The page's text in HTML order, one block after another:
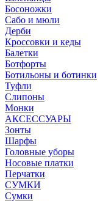
Босоножки
Сабо и мюли
Дерби
Кроссовки и кеды
Балетки
Ботфорты
Ботильоны и ботинки
Туфли
Слипоны
Монки
АКСЕССУАРЫ
Зонты
Шарфы
Головные уборы
Носовые платки
Перчатки
СУМКИ
Сумки